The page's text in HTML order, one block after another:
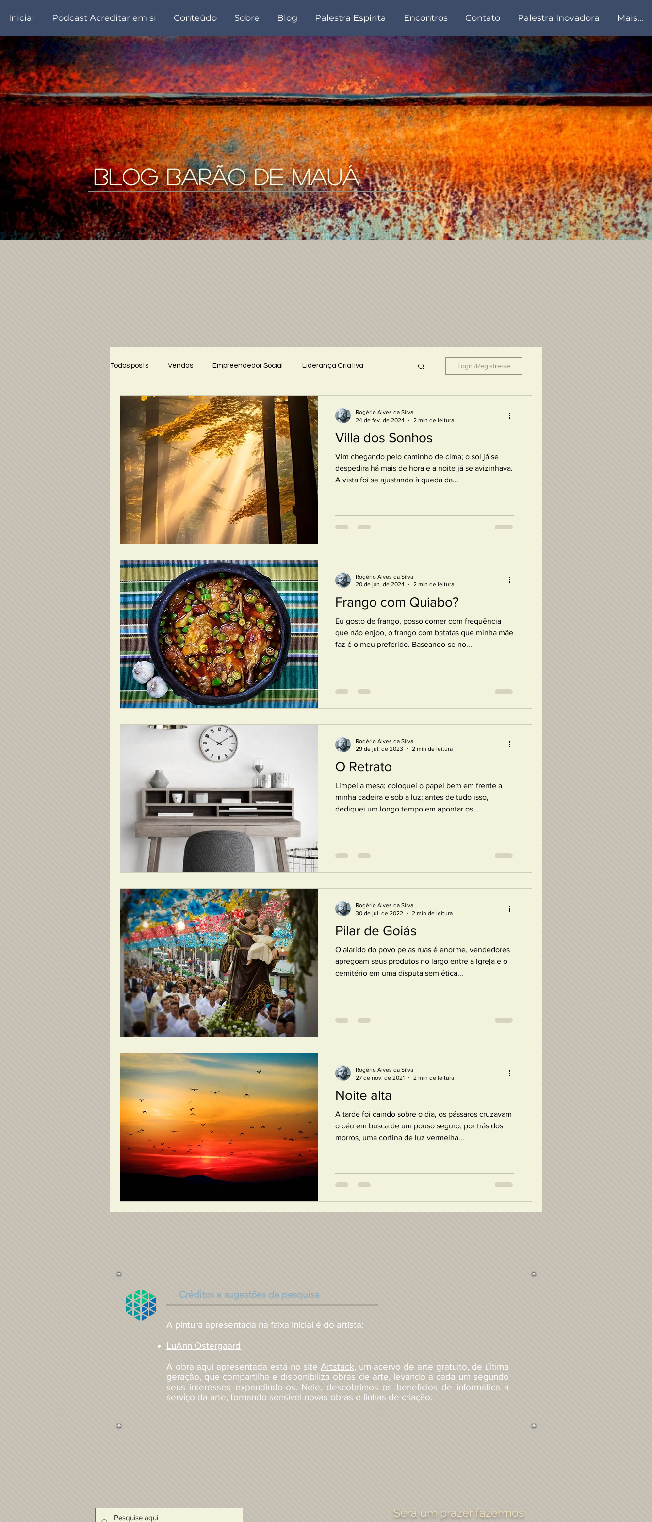
Inicial Podcast Acreditar em si Conteúdo Sobre Blog Palestra Espírita Encontros Contato Palestra Inovadora Mais...
blog barão de mauá
Todos posts Vendas Empreendedor Social Liderança Criativa
Crônicas do Barão Trabalho voluntário Palestra Inovadora
Poesia Crônicas História
Login/Registre-se
Villa dos Sonhos
Vim chegando pelo caminho de cima; o sol já se
despedira há mais de hora e a noite já se avizinhava.
A vista foi se ajustando à queda da...
Rogério Alves da Silva
24 de fev. de 2024
2 min de leitura
Frango com Quiabo?
Eu gosto de frango, posso comer com frequência
que não enjoo, o frango com batatas que minha mãe
faz é o meu preferido. Baseando-se no...
Rogério Alves da Silva
20 de jan. de 2024
2 min de leitura
O Retrato
Limpei a mesa; coloquei o papel bem em frente a
minha cadeira e sob a luz; antes de tudo isso,
dediquei um longo tempo em apontar os...
Rogério Alves da Silva
29 de jul. de 2023
2 min de leitura
Pilar de Goiás
O alarido do povo pelas ruas é enorme, vendedores
apregoam seus produtos no largo entre a igreja e o
cemitério em uma disputa sem ética...
Rogério Alves da Silva
30 de jul. de 2022
2 min de leitura
Noite alta
A tarde foi caindo sobre o dia, os pássaros cruzavam
o céu em busca de um pouso seguro; por trás dos
morros, uma cortina de luz vermelha...
Rogério Alves da Silva
27 de nov. de 2021
2 min de leitura
Créditos e sugestões de pesquisa
A pintura apresentada na faixa inicial é do artista:
LuAnn Ostergaard
A obra aqui apresentada está no site Artstack, um acervo de arte gratuito, de última
geração, que compartilha e disponibiliza obras de arte, levando a cada um segundo
seus interesses expandindo-os. Nele, descobrimos os benefícios de informática a
serviço da arte, tornando sensível novas obras e linhas de criação.
Será um prazer fazermos